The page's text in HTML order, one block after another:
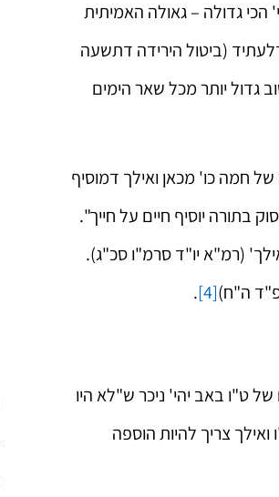
הכי גדולה – גאולה האמיתית
(ביטול הירידה דתשעה
גדול יותר מכל שאר הימים
חמה כו' מכאן ואילך דמוסיף
בתורה יוסיף חיים על חייך".
(רמ"א יו"ד סרמ"ו סכ"ג).
ה"ח)[4]
.
ט"ו באב יהי' ניכר ש"לא היו
צריך להיות הוספה